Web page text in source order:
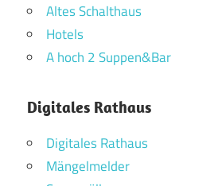
Altes Schalthaus
Hotels
A hoch 2 Suppen&Bar
Digitales Rathaus
Digitales Rathaus
Mängelmelder